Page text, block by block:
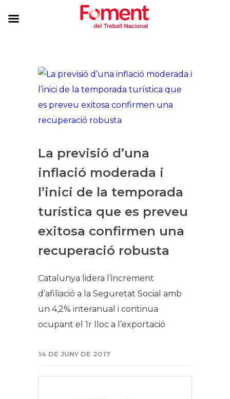
La previsió d’una
inflació moderada i
l’inici de la temporada
turística que es preveu
exitosa confirmen una
recuperació robusta
Catalunya lidera l’increment
d’afiliació a la Seguretat Social amb
un 4,2% interanual i continua
ocupant el 1r lloc a l’exportació
14 DE JUNY DE 2017